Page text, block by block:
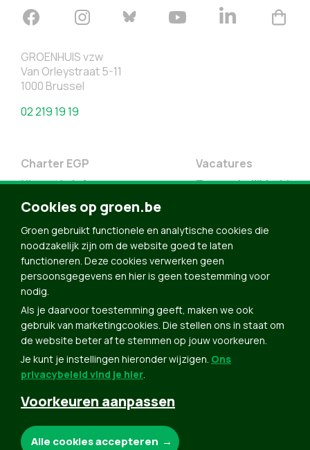
GROENHUIS vzw
Van Orleystraat 5-11
1000 Brussel
02 219 19 19
Charter EGP
Nieuwsbrief
Doe Mee
Contact
Groen in je buurt
Meldpunt
Vacatures
Toegankelijkheid
Word lid
Agenda
Bekijk kalender
Verleng je lidmaatschap
Programma oktober 2024
Programma juni 2024
Downloads
Webshop
Cookies op groen.be
Groen gebruikt functionele en analytische cookies die
noodzakelijk zijn om de website goed te laten
functioneren. Deze cookies verwerken geen
persoonsgegevens en hier is geen toestemming voor
nodig.
Als je daarvoor toestemming geeft, maken we ook
gebruik van marketingcookies. Die stellen ons in staat om
de website beter af te stemmen op jouw voorkeuren.
Je kunt je instellingen hieronder wijzigen. Ons
privacybeleid vind je hier.
Voorkeuren aanpassen
Alle cookies accepteren